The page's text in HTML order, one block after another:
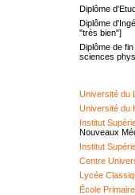
Diplôme
Diplôme
"très bien"]
Diplôme de
sciences
Université du
Université du
Institut
Nouveaux
Institut
Centre
Lycée
École